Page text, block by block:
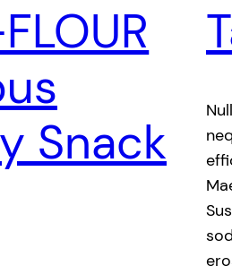
Snack